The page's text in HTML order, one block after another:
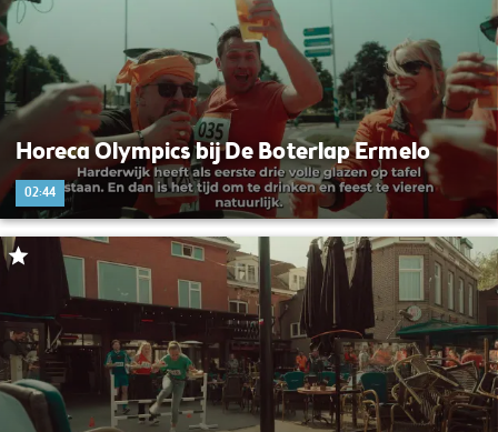
Horeca Olympics bij De Boterlap Ermelo
02:44